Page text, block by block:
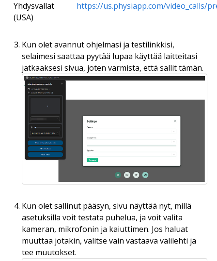
Yhdysvallat
(USA)
https://us.physiapp.com/video_calls/
Kun olet avannut ohjelmasi ja testilinkkisi,
selaimesi saattaa pyytää lupaa käyttää laitteitasi
jatkaaksesi sivua, joten varmista, että sallit tämän.
Kun olet sallinut pääsyn, sivu näyttää nyt, millä
asetuksilla voit testata puhelua, ja voit valita
kameran, mikrofonin ja kaiuttimen. Jos haluat
muuttaa jotakin, valitse vain vastaava välilehti ja
tee muutokset.